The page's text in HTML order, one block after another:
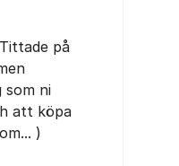
på
ni
att köpa
)